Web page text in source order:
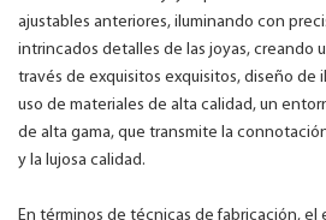
ajustables anteriores, iluminando con
intrincados detalles de las joyas, creando
través de exquisitos exquisitos, diseño
uso de materiales de alta calidad, un
de alta gama, que transmite la
y la lujosa calidad.
En términos de técnicas de fabricación, el